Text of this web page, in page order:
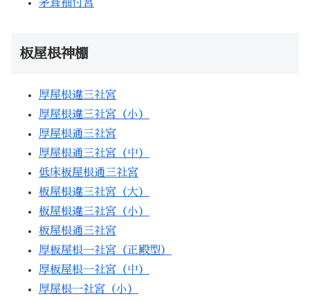
茅葺袖付宮
板屋根神棚
厚屋根違三社宮
厚屋根違三社宮（小）
厚屋根通三社宮
厚屋根通三社宮（中）
低床板屋根通三社宮
板屋根違三社宮（大）
板屋根違三社宮（小）
板屋根通三社宮
厚板屋根一社宮（正殿型）
厚板屋根一社宮（中）
厚屋根一社宮（小）